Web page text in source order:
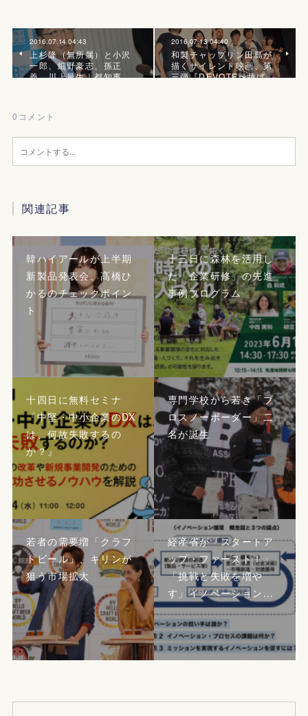
2016.07.14 04:43
上杉隆（無所属）と小沢
一郎、細野豪志、孫正
義、川上量生｜都知事…
2016.07.13 04:40
和製チャップリン田島が
描くサイレント映画、第
三弾『DEVOTE〜捧げ…
0 コメント
関連記事
韓ハイアールが上半期
新製品発表会、髙橋ひ
かるのチェックポイン
ト
十三日に森林を活用し
た「企業研修」の先進
事例プログラム
十四日に無料セミナ
『中堅・中小企業のDX
は、何故失敗するの
か？』
専門学校から若き「プ
ロスノーボーダー」二
名が誕生
若者の需要増「クラフ
トビール」、キリンが
狙う市場拡大
経産省が「スタートア
ップ・ファースト！」
「挑戦と失敗を増や
す」イノベーション…